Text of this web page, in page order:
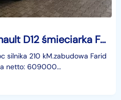
Renault D12 Farid Renault D12 śmieciarka Farid euro 6
silnika 210 kM.zabudowa Farid
netto: 609000